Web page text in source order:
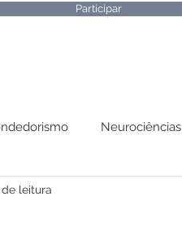
Participar
Neurociências
leitura